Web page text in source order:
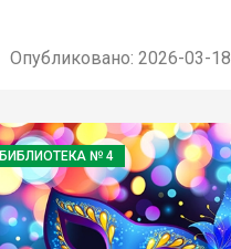
Опубликовано: 2026-03-18
БИБЛИОТЕКА № 4